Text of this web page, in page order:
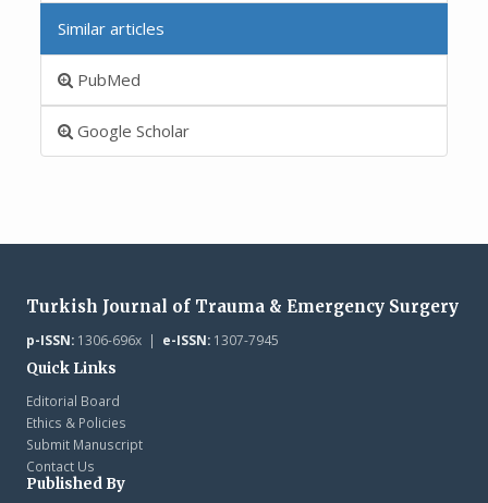
Similar articles
PubMed
Google Scholar
Turkish Journal of Trauma & Emergency Surgery
p-ISSN:1306-696x | e-ISSN:1307-7945
Quick Links
Editorial Board
Ethics & Policies
Submit Manuscript
Contact Us
Published By